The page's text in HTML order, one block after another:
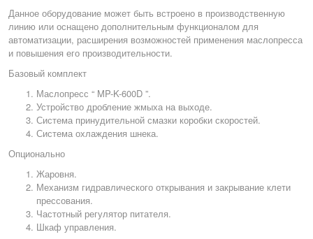
Данное оборудование может быть встроено в производственную
линию или оснащено дополнительным функционалом для
автоматизации, расширения возможностей применения маслопресса
и повышения его производительности.
Базовый комплект
Маслопресс “ MP-K-600D ”.
Устройство дробление жмыха на выходе.
Система принудительной смазки коробки скоростей.
Система охлаждения шнека.
Опционально
Жаровня.
Механизм гидравлического открывания и закрывание клети
прессования.
Частотный регулятор питателя.
Шкаф управления.